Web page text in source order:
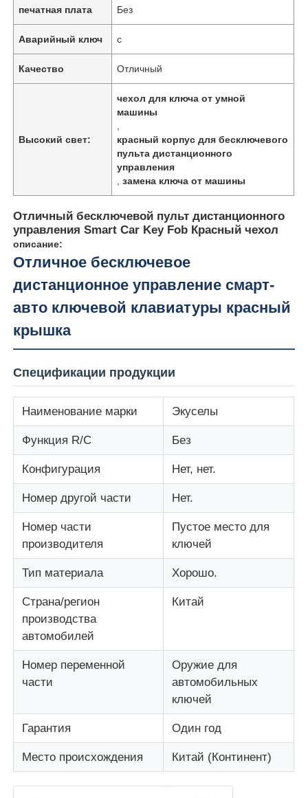
Главная страница
Продукция
О Компании
печатная плата Без
Аварийный ключ с
Качество Отличный
Высокий свет:
чехол для ключа от умной
машины
красный корпус для бесключевого
пульта дистанционного
управления
,замена ключа от машины
Отличный бесключевой пульт дистанционного
управления Smart Car Key Fob Красный чехол
описание:
Отличное бесключевое
дистанционное управление смарт-
авто ключевой клавиатуры красный
крышка
Спецификации продукции
Наименование марки Экуселы
Функция R/C Без
Конфигурация Нет, нет.
Номер другой части Нет.
Номер части
производителя
Пустое место для
ключей
Тип материала Хорошо.
Страна/регион
производства
автомобилей
Китай
Номер переменной
части
Оружие для
автомобильных
ключей
Гарантия Один год
Место происхождения Китай (Континент)